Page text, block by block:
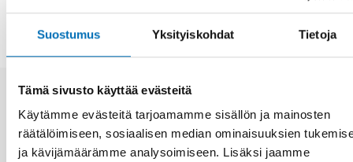
Suostumus Yksityiskohdat Tietoja
Tämä sivusto käyttää evästeitä
Käytämme evästeitä tarjoamamme sisällön ja mainosten
räätälöimiseen, sosiaalisen median ominaisuuksien
ja kävijämäärämme analysoimiseen. Lisäksi jaamme
Aiheeseen liittyviä uutisia